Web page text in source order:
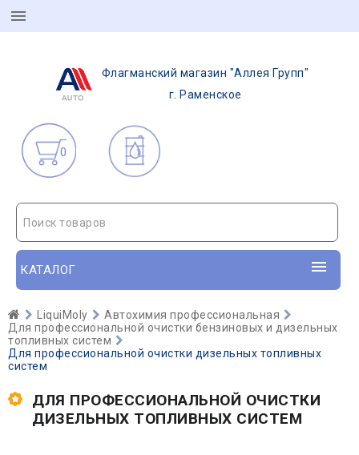
Флагманский магазин "Аллея Групп"
г. Раменское
0
Поиск товаров
КАТАЛОГ
LiquiMoly
Автохимия профессиональная
Для профессиональной очистки бензиновых и дизельных
топливных систем
Для профессиональной очистки дизельных топливных
систем
ДЛЯ ПРОФЕССИОНАЛЬНОЙ ОЧИСТКИ
ДИЗЕЛЬНЫХ ТОПЛИВНЫХ СИСТЕМ